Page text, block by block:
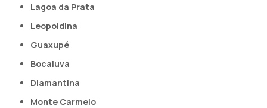
Lagoa da Prata
Leopoldina
Guaxupé
Bocaiuva
Diamantina
Monte Carmelo